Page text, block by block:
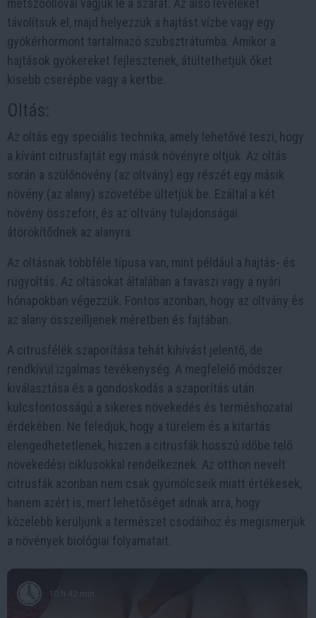
metszőollóval vágjuk le a szárát. Az alsó leveleket
távolítsuk el, majd helyezzük a hajtást vízbe vagy egy
gyökérhormont tartalmazó szubsztrátumba. Amikor a
hajtások gyökereket fejlesztenek, átültethetjük őket
kisebb cserépbe vagy a kertbe.
Oltás:
Az oltás egy speciális technika, amely lehetővé teszi, hogy
a kívánt citrusfajtát egy másik növényre oltjuk. Az oltás
során a szülőnövény (az oltvány) egy részét egy másik
növény (az alany) szövetébe ültetjük be. Ezáltal a két
növény összeforr, és az oltvány tulajdonságai
átörökítődnek az alanyra.
Az oltásnak többféle típusa van, mint például a hajtás- és
rügyoltás. Az oltásokat általában a tavaszi vagy a nyári
hónapokban végezzük. Fontos azonban, hogy az oltvány és
az alany összeilljenek méretben és fajtában.
A citrusfélék szaporítása tehát kihívást jelentő, de
rendkívül izgalmas tevékenység. A megfelelő módszer
kiválasztása és a gondoskodás a szaporítás után
kulcsfontosságú a sikeres növekedés és terméshozatal
érdekében. Ne feledjük, hogy a türelem és a kitartás
elengedhetetlenek, hiszen a citrusfák hosszú időbe telő
növekedési ciklusokkal rendelkeznek. Az otthon nevelt
citrusfák azonban nem csak gyümölcseik miatt értékesek,
hanem azért is, mert lehetőséget adnak arra, hogy
közelebb kerüljünk a természet csodáihoz és megismerjük
a növények biológiai folyamatait.
10 h 42 min